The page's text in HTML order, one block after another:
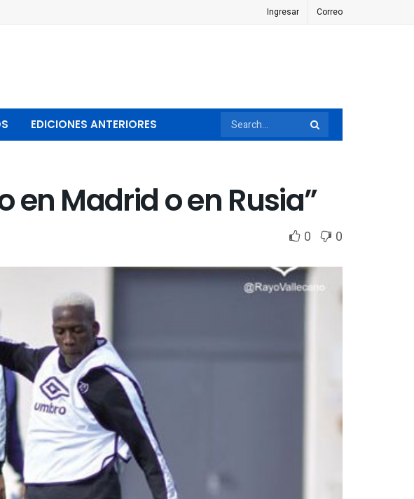
Ingresar Correo
EDICIONES ANTERIORES
en Madrid o en Rusia”
0 0